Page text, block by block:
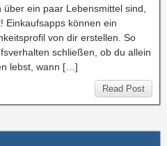
ein paar Lebensmittel sind,
Einkaufsapps können ein
von dir erstellen. So
schließen, ob du allein
lebst, wann […]
Read Post